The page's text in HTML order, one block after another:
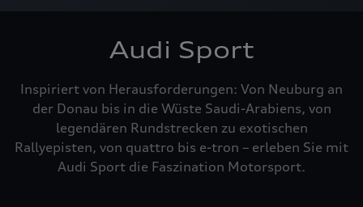
Audi Sport
Inspiriert von Herausforderungen: Von Neuburg an
der Donau bis in die Wüste Saudi-Arabiens, von
legendären Rundstrecken zu exotischen
Rallyepisten, von quattro bis e-tron – erleben Sie mit
Audi Sport die Faszination Motorsport.